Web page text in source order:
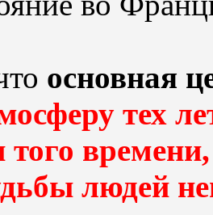
основная
тех
того
людей